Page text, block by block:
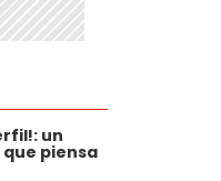
un
piensa